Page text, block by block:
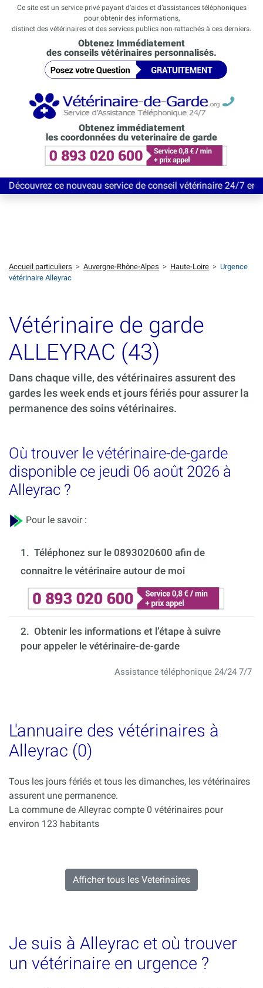
Ce site est un service privé payant d’aides et d’assistances téléphoniques
pour obtenir des informations,
distinct des vétérinaires et des services publics non-rattachés à ces derniers.
Obtenez Immédiatement
des conseils vétérinaires personnalisés.
Obtenez immédiatement
les coordonnées du veterinaire de garde
ce nouveau service de conseil vétérinaire 24/7 entièrement
Accueil particuliers > Auvergne-Rhône-Alpes > Haute-Loire > Urgence
vétérinaire Alleyrac
Vétérinaire de garde
ALLEYRAC (43)
Dans chaque ville, des vétérinaires assurent des
gardes les week ends et jours fériés pour assurer la
permanence des soins vétérinaires.
Où trouver le vétérinaire-de-garde
disponible ce jeudi 06 août 2026 à
Alleyrac ?
Pour le savoir :
1. Téléphonez sur le 0893020600 afin de
connaitre le vétérinaire autour de moi
2. Obtenir les informations et l’étape à suivre
pour appeler le vétérinaire-de-garde
Assistance téléphonique 24/24 7/7
L'annuaire des vétérinaires à
Alleyrac (0)
Tous les jours fériés et tous les dimanches, les vétérinaires
assurent une permanence.
La commune de Alleyrac compte 0 vétérinaires pour
environ 123 habitants
Afficher tous les Veterinaires
Je suis à Alleyrac et où trouver
un vétérinaire en urgence ?